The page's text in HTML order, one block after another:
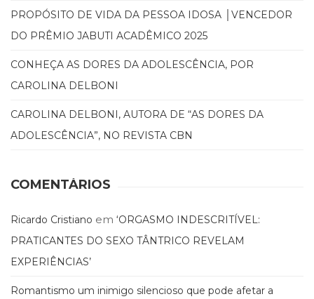
(41)
Psicodrama
(200)
Psicoterapia
(799)
Propaganda
e
Puericultura
(23)
(8)
Relações
Públicas
e
Comunicação
PROPÓSITO DE VIDA DA PESSOA IDOSA │VENCEDOR
DO PRÊMIO JABUTI ACADÊMICO 2025
CONHEÇA AS DORES DA ADOLESCÊNCIA, POR
CAROLINA DELBONI
CAROLINA DELBONI, AUTORA DE “AS DORES DA
ADOLESCÊNCIA”, NO REVISTA CBN
COMENTÁRIOS
Ricardo Cristiano em ‘ORGASMO INDESCRITÍVEL:
PRATICANTES DO SEXO TÂNTRICO REVELAM
EXPERIÊNCIAS’
Romantismo um inimigo silencioso que pode afetar a